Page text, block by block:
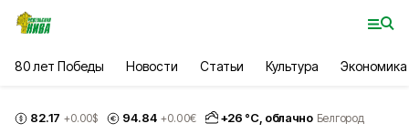
80 лет Победы Новости Статьи Культура Экономика
82.17 +0.00$ 94.84 +0.00€ +26 °С, облачно Белгород